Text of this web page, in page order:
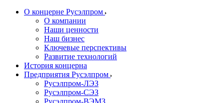
О концерне Русэлпром
О компании
Наши ценности
Наш бизнес
Ключевые перспективы
Развитие технологий
История концерна
Предприятия Русэлпром
Русэлпром-ЛЭЗ
Русэлпром-СЭЗ
Русэлпром-ВЭМЗ